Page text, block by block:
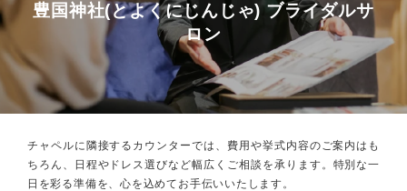
豊国神社(とよくにじんじゃ) ブライダルサ
ロン
チャペルに隣接するカウンターでは、 費用や挙式内容のご案内はも
ちろん、
日程やドレス選びなど幅広くご相談を承ります。 特別な一
日を彩る準備を、心を込めてお手伝いいたします。